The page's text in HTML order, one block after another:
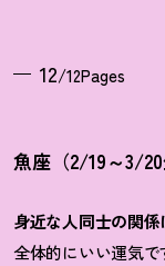
12/12Pages
魚座（2/19～3/20
身近な人同士の関係
全体的にいい運気